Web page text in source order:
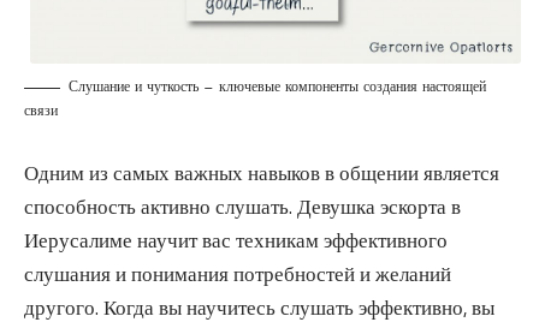
Слушание и чуткость — ключевые компоненты создания настоящей
связи
Одним из самых важных навыков в общении является
способность активно слушать. Девушка эскорта в
Иерусалиме научит вас техникам эффективного
слушания и понимания потребностей и желаний
другого. Когда вы научитесь слушать эффективно, вы